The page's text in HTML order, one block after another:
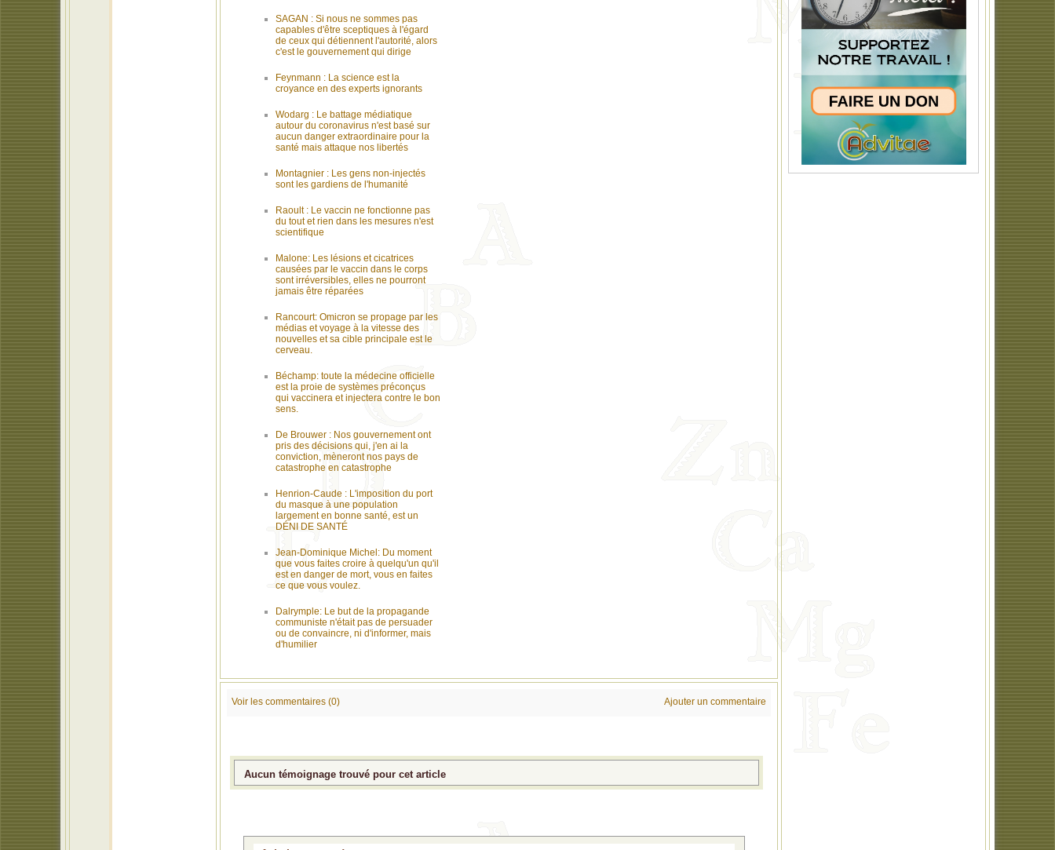
SAGAN : Si nous ne sommes pas
capables d'être sceptiques à l'égard
de ceux qui détiennent l'autorité, alors
c'est le gouvernement qui dirige
Feynmann : La science est la
croyance en des experts ignorants
Wodarg : Le battage médiatique
autour du coronavirus n'est basé sur
aucun danger extraordinaire pour la
santé mais attaque nos libertés
Montagnier : Les gens non-injectés
sont les gardiens de l'humanité
Raoult : Le vaccin ne fonctionne pas
du tout et rien dans les mesures n'est
scientifique
Malone: Les lésions et cicatrices
causées par le vaccin dans le corps
sont irréversibles, elles ne pourront
jamais être réparées
Rancourt: Omicron se propage par les
médias et voyage à la vitesse des
nouvelles et sa cible principale est le
cerveau.
Béchamp: toute la médecine officielle
est la proie de systèmes préconçus
qui vaccinera et injectera contre le bon
sens.
De Brouwer : Nos gouvernement ont
pris des décisions qui, j'en ai la
conviction, mèneront nos pays de
catastrophe en catastrophe
Henrion-Caude : L'imposition du port
du masque à une population
largement en bonne santé, est un
DÉNI DE SANTÉ
Jean-Dominique Michel: Du moment
que vous faites croire à quelqu'un qu'il
est en danger de mort, vous en faites
ce que vous voulez.
Dalrymple: Le but de la propagande
communiste n'était pas de persuader
ou de convaincre, ni d'informer, mais
d'humilier
Voir les commentaires (0) Ajouter un commentaire
Aucun témoignage trouvé pour cet article